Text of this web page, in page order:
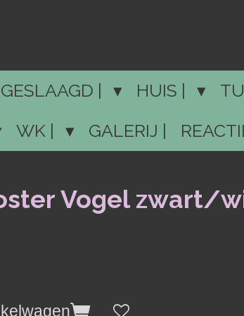
GESLAAGD | HUIS |
WK | GALERIJ |
Vogel zwart/